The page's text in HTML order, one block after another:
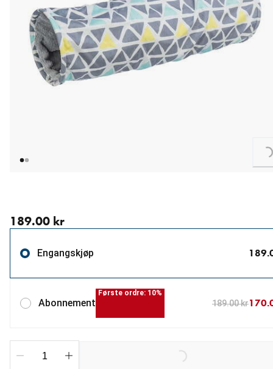
Loading...
189.00 kr
Engangskjøp
Abonnement
Første ordre: 10%
189.00 kr
Loading...